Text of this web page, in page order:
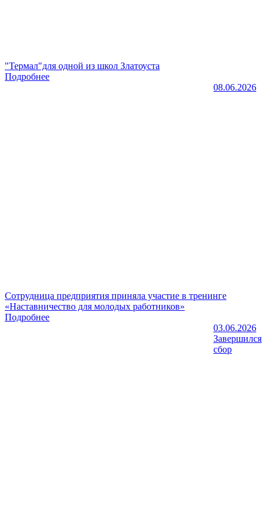
"Термал"для одной из школ Златоуста
Подробнее
08.06.2026
Сотрудница предприятия приняла участие в тренинге
«Наставничество для молодых работников»
Подробнее
03.06.2026
Завершился
сбор